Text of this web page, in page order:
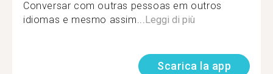
Conversar com outras pessoas em outros
idiomas e mesmo assim...Leggi di più
Scarica la app